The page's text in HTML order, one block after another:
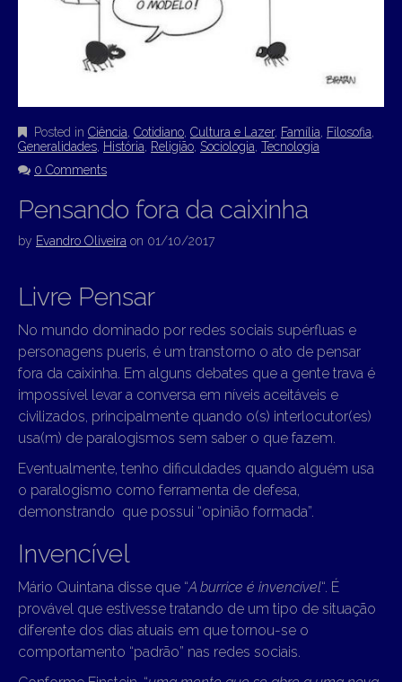
Posted in Ciência Cotidiano Cultura e Lazer, Família Filosofia
Generalidades História Religião Sociologia Tecnologia
0 Comments
Pensando fora da caixinha
by Evandro Oliveira on 01/10/2017
Livre Pensar
No mundo dominado por redes sociais supérfluas e
personagens pueris, é um transtorno o ato de pensar
fora da caixinha. Em alguns debates que a gente trava é
impossível levar a conversa em níveis aceitáveis e
civilizados, principalmente quando o(s) interlocutor(es)
usa(m) de paralogismos sem saber o que fazem.
Eventualmente, tenho dificuldades quando alguém usa
o paralogismo como ferramenta de defesa,
demonstrando que possui “opinião formada”.
Invencível
Mário Quintana disse que “A burrice é invencível“. É
provável que estivesse tratando de um tipo de situação
diferente dos dias atuais em que tornou-se o
comportamento “padrão” nas redes sociais.